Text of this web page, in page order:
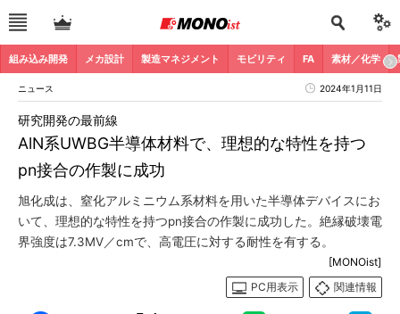
組み込み開発 メカ設計 製造マネジメント モビリティ FA 素材／化学
ニュース 2024年1月11日
AlN系UWBG半導体材料で、理想的な特性を持つ
pn接合の作製に成功
研究開発の最前線
旭化成は、窒化アルミニウム系材料を用いた半導体デバイスにお
いて、理想的な特性を持つpn接合の作製に成功した。絶縁破壊電
界強度は7.3MV／cmで、高電圧に対する耐性を有する。
[MONOist]
PC用表示
関連情報